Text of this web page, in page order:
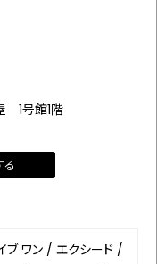
1号館1階
ブ ワン / エクシード /